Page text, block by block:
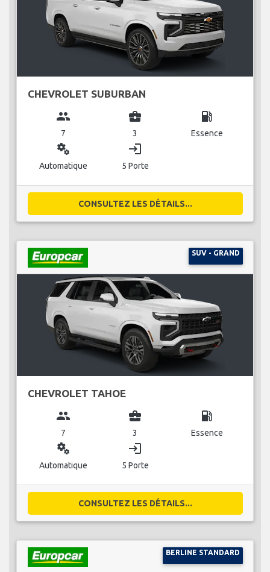
CHEVROLET SUBURBAN
group
7
business_center
3
local_gas_station
Essence
miscellaneous_services
Automatique
login
5 Porte
CONSULTEZ LES DÉTAILS...
SUV - GRAND
CHEVROLET TAHOE
group
7
business_center
3
local_gas_station
Essence
miscellaneous_services
Automatique
login
5 Porte
CONSULTEZ LES DÉTAILS...
BERLINE STANDARD